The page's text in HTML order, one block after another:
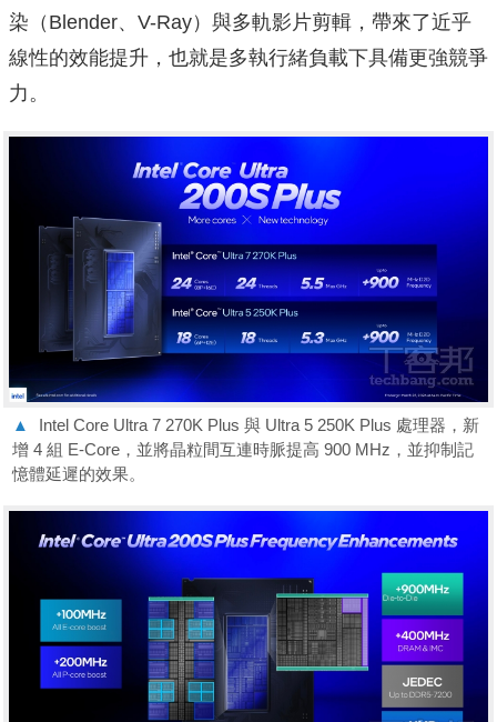
染（Blender、V-Ray）與多軌影片剪輯，帶來了近乎
線性的效能提升，也就是多執行緒負載下具備更強競爭
力。
▲
Intel Core Ultra 7 270K Plus 與 Ultra 5 250K Plus 處理器，新
增 4 組 E-Core，並將晶粒間互連時脈提高 900 MHz，並抑制記
憶體延遲的效果。